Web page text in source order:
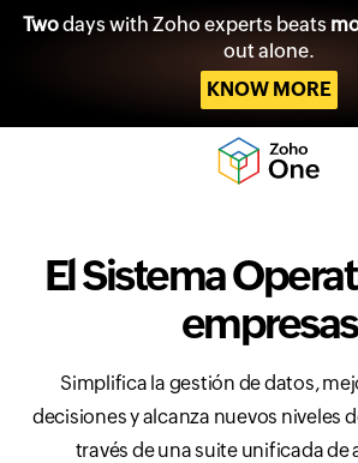
Twodays with Zoho experts beats
out alone.
KNOW MORE
El Sistema
empresas
Simplifica la gestión de datos,
decisiones y alcanza nuevos niveles
través de una suite unificada de